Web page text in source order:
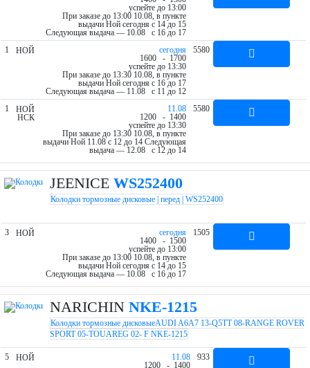
успейте до 13:00
При заказе до 13:00 10.08, в пункте
выдачи Ной cегодня c 14 до 15
Следующая выдача — 10.08 c 16 до 17
1
НОЙ
cегодня
1600 - 1700
успейте до 13:30
При заказе до 13:30 10.08, в пункте
выдачи Ной cегодня c 16 до 17
Следующая выдача — 11.08 c 11 до 12
5580
1
НОЙ
НСК
11.08
1200 - 1400
успейте до 13:30
При заказе до 13:30 10.08, в пункте
выдачи Ной 11.08 c 12 до 14 Следующая
выдача — 12.08 c 12 до 14
5580
JEENICE WS252400
Колодки тормозные дисковые | перед | WS252400
3 НОЙ
cегодня
1400 - 1500
успейте до 13:00
При заказе до 13:00 10.08, в пункте
выдачи Ной cегодня c 14 до 15
Следующая выдача — 10.08 c 16 до 17
1505
NARICHIN NKE-1215
Колодки тормозные дисковыеAUDI A6A7 13-Q5TT 08-RANGE ROVER
SPORT 05-TOUAREG 02- F NKE-1215
5 НОЙ
11.08
1200 - 1400
933